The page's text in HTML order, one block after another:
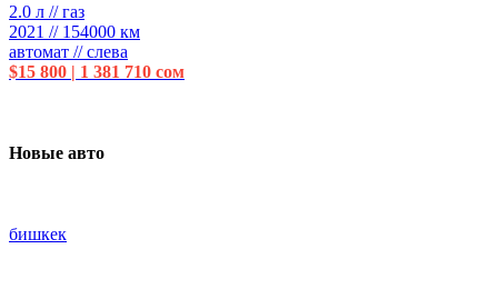
2.0 л // газ
2021 // 154000 км
автомат // слева
$15 800 | 1 381 710 сом
Новые авто
бишкек